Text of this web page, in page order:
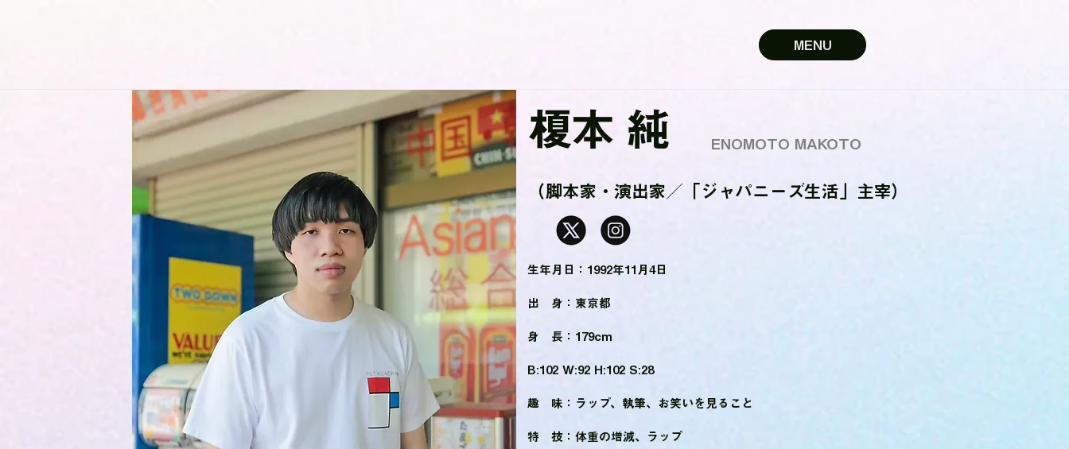
MENU
榎本 純 ENOMOTO MAKOTO
（脚本家・演出家／「ジャパニーズ生活」主宰）
生年月日：1992年11月4日
出 身：東京都
身 長：179cm
B:102 W:92 H:102 S:28
趣 味：ラップ、執筆、お笑いを見ること
特 技：体重の増減、ラップ